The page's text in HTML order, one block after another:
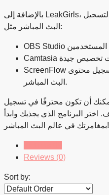
بالإضافة إلى LeakGirls، هناك بعض البرامج الموصى بها لتسجيل
البث المباشر مثل:
ScreenFlow لنظام التشغيل ماك كمزود آخر لتسجيل محتوى
البث المباشر.
أن تكون محترفًا في تسجيل
اختر البرنامج الذي يجذبك وابدأ
بمغامرتك في عالم البث المباشر!
Reviews (0)
Sort by: